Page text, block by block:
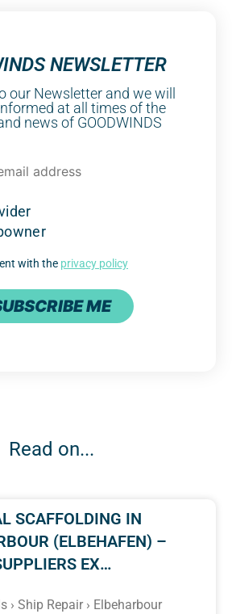
NEWSLETTER
our Newsletter and we will
at all times of the
news of GOODWINDS
with the privacy policy
ME
Read on...
SCAFFOLDING IN
(ELBEHAFEN) –
EX…
› Ship Repair › Elbeharbour